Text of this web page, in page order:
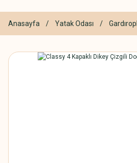
Anasayfa Yatak Odası